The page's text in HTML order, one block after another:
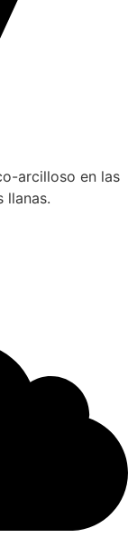
arcilloso en las
llanas.